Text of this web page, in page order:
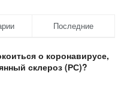
Последние
о коронавирусе,
склероз (РС)?